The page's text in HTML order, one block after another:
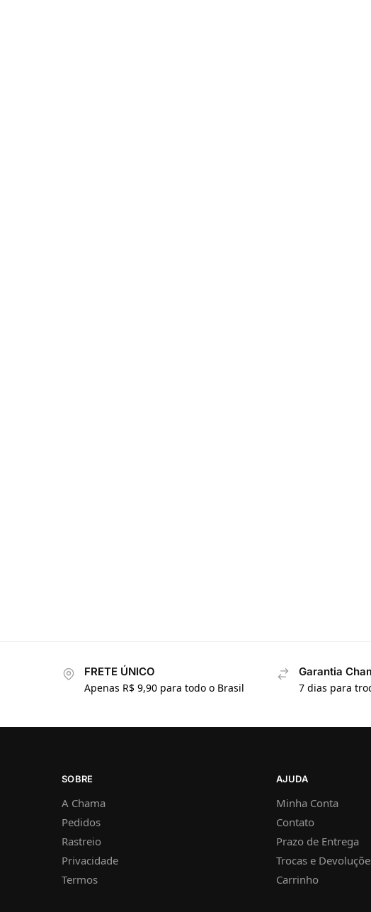
FRETE ÚNICO
Apenas R$ 9,90 para todo o Brasil
Garantia
7 dias para
SOBRE
A Chama
Pedidos
Rastreio
Privacidade
Termos
AJUDA
Minha Conta
Contato
Prazo de Entrega
Trocas e
Carrinho